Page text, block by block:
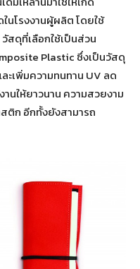
นโรงงานผู้ผลิต โดยใช้
สดุที่เลือกใช้เป็นส่วน
Plastic ซึ่งเป็นวัสดุ
ะเพิ่มความทนทาน UV ลด
นให้ยาวนาน ความสวยงาม
ติก อีกทั้งยังสามารถ